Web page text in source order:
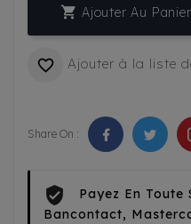
 Ajouter Au Panier
 Ajouter à la liste
Share On :
Payez En Toute
Bancontact,